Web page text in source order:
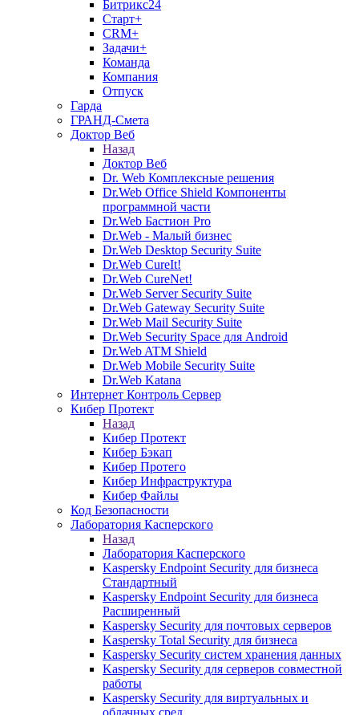
Битрикс24
Старт+
CRM+
Задачи+
Команда
Компания
Отпуск
Гарда
ГРАНД-Смета
Доктор Веб
Назад
Доктор Веб
Dr. Web Комплексные решения
Dr.Web Office Shield Компоненты
программной части
Dr.Web Бастион Pro
Dr.Web - Малый бизнес
Dr.Web Desktop Security Suite
Dr.Web CureIt!
Dr.Web CureNet!
Dr.Web Server Security Suite
Dr.Web Gateway Security Suite
Dr.Web Mail Security Suite
Dr.Web Security Space для Android
Dr.Web ATM Shield
Dr.Web Mobile Security Suite
Dr.Web Katana
Интернет Контроль Сервер
Кибер Протект
Назад
Кибер Протект
Кибер Бэкап
Кибер Протего
Кибер Инфраструктура
Кибер Файлы
Код Безопасности
Лаборатория Касперского
Назад
Лаборатория Касперского
Kaspersky Endpoint Security для бизнеса
Стандартный
Kaspersky Endpoint Security для бизнеса
Расширенный
Kaspersky Security для почтовых серверов
Kaspersky Total Security для бизнеса
Kaspersky Security систем хранения данных
Kaspersky Security для серверов совместной
работы
Kaspersky Security для виртуальных и
облачных сред